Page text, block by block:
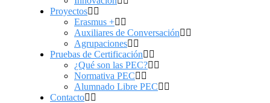
Proyectos
Erasmus +
Auxiliares de Conversación
Agrupaciones
Pruebas de Certificación
¿Qué son las PEC?
Normativa PEC
Alumnado Libre PEC
Contacto